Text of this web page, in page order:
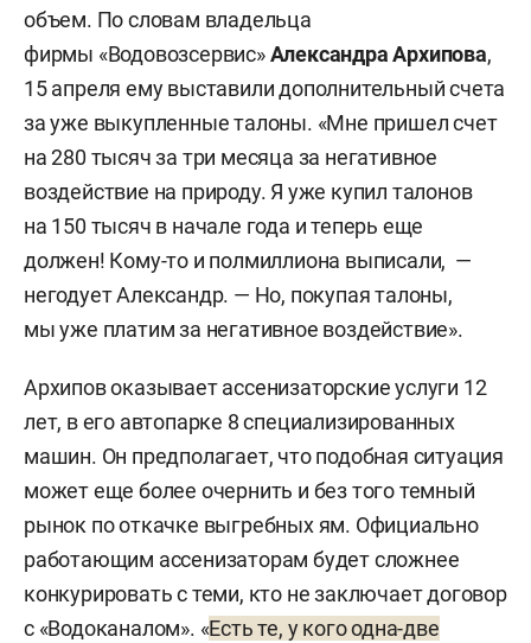
объем. По словам владельца
фирмы «Водовозсервис»Александра Архипова,
15 апреля ему выставили дополнительный счета
за уже выкупленные талоны. «Мне пришел счет
на 280 тысяч за три месяца за негативное
воздействие на природу. Я уже купил талонов
на 150 тысяч в начале года и теперь еще
должен! Кому-то и полмиллиона выписали, —
негодует Александр. — Но, покупая талоны,
мы уже платим за негативное воздействие».
Архипов оказывает ассенизаторские услуги 12
лет, в его автопарке 8 специализированных
машин. Он предполагает, что подобная ситуация
может еще более очернить и без того темный
рынок по откачке выгребных ям. Официально
работающим ассенизаторам будет сложнее
конкурировать с теми, кто не заключает договор
с «Водоканалом». «Есть те, у кого одна-две